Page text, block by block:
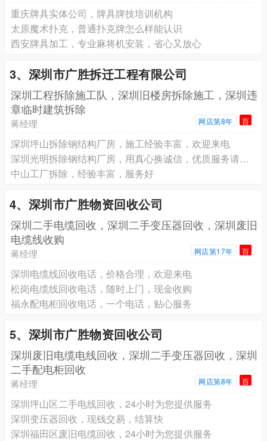
重庆牌具实体公司，牌具牌技培训机构
太原魔术扑克，普通扑克牌怎么样能认识
西安牌具加工，专业麻将机安装，省心又放心
3、深圳市广胜拆迁工程有限公司
深圳工程拆除施工队，深圳旧楼房拆除施工，深圳违
章临时建筑拆除
蒋经理 网店第8年 百
深圳坪山拆除钢结构厂房，施工经验丰富，欢迎来电
深圳光明拆除钢结构厂房，用真心换诚信，优质服务请放心
中山工厂拆除，经验丰富，服务好
4、深圳市广胜物资回收公司
深圳二手电缆回收，深圳二手变压器回收，深圳废旧
电缆线收购
蒋经理 网店第17年 百
深圳电缆线回收电话，价格合理，欢迎来电
松岗电缆线回收电话，随时上门，现金收购
福永配电柜回收电话，一个电话，贴心服务
5、深圳市广胜物资回收公司
深圳废旧电缆电线回收，深圳二手变压器回收，深圳
二手配电柜回收
蒋经理 网店第8年 百
深圳坪山区二手电线回收，24小时为您提供服务
深圳变压器回收，现钱交易，结算快
深圳福田区废旧电缆回收，24小时为您提供服务